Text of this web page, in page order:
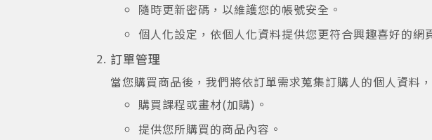
隨時更新密碼，以維護您的帳號安全。
個人化設定，依個人化資料提供您更符合興趣喜好的網
訂單管理
當您購買商品後，我們將依訂單需求蒐集訂購人的個人資料
購買課程或畫材(加購)。
提供您所購買的商品內容。